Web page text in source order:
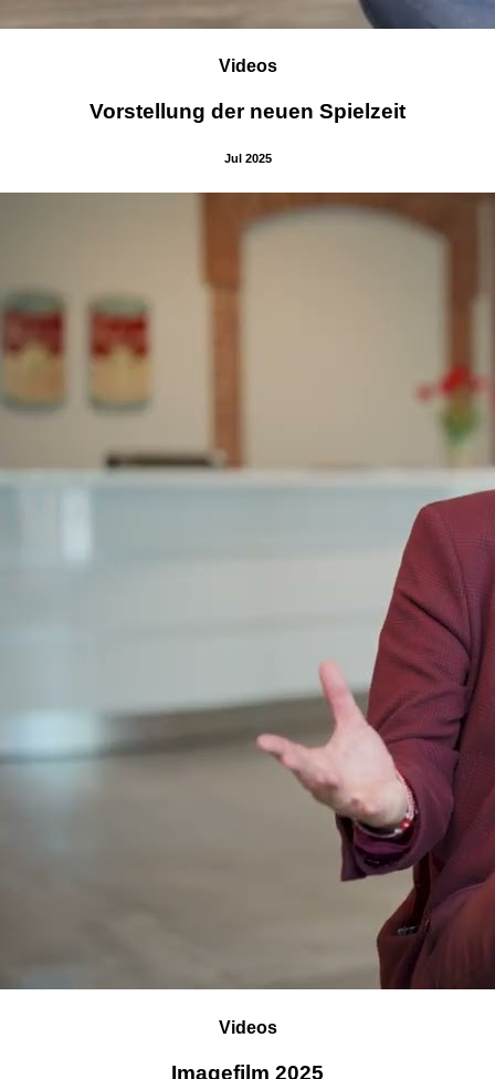
Videos
Vorstellung der neuen Spielzeit
Jul 2025
Videos
Imagefilm 2025